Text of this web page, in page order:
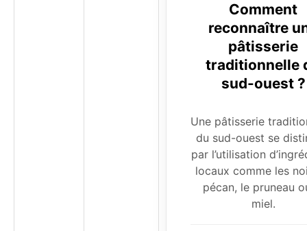
Comment
reconnaître
pâtisserie
traditionnelle
sud-ouest ?
Une pâtisserie
du sud-ouest se
par l’utilisation
locaux comme les
pécan, le pruneau
miel.